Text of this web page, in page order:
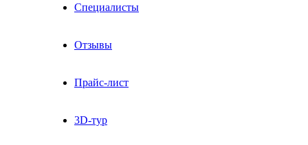
Специалисты
Отзывы
Прайс-лист
3D-тур